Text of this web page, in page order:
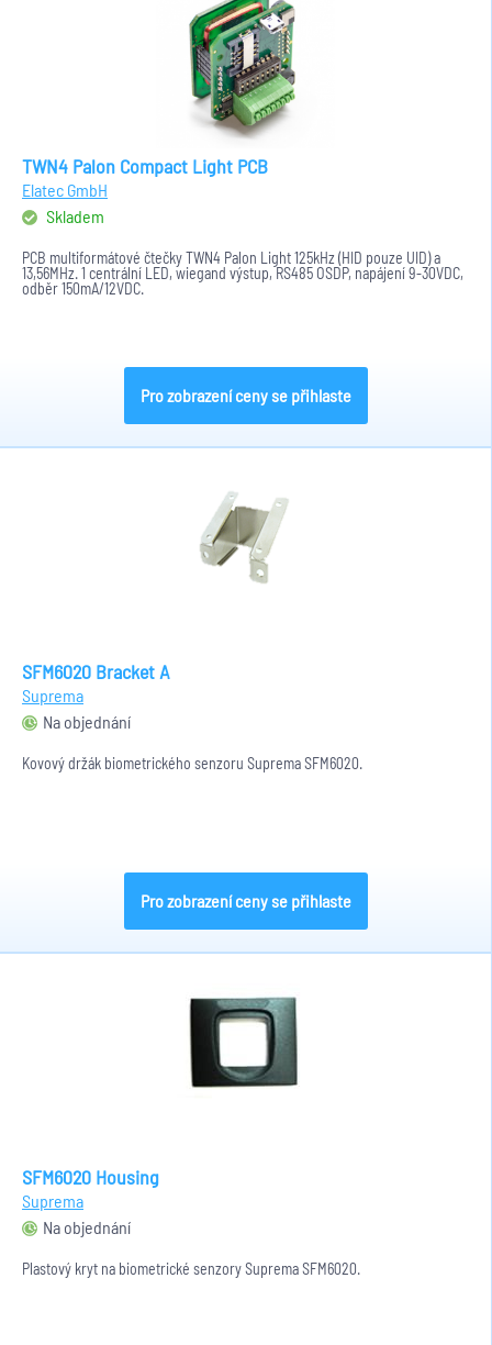
TWN4 Palon Compact Light PCB
Elatec GmbH
Skladem
PCB multiformátové čtečky TWN4 Palon Light 125kHz (HID pouze UID) a
13,56MHz. 1 centrální LED, wiegand výstup, RS485 OSDP, napájení 9-30VDC,
odběr 150mA/12VDC.
Pro zobrazení ceny se přihlaste
SFM6020 Bracket A
Suprema
Na objednání
Kovový držák biometrického senzoru Suprema SFM6020.
Pro zobrazení ceny se přihlaste
SFM6020 Housing
Suprema
Na objednání
Plastový kryt na biometrické senzory Suprema SFM6020.